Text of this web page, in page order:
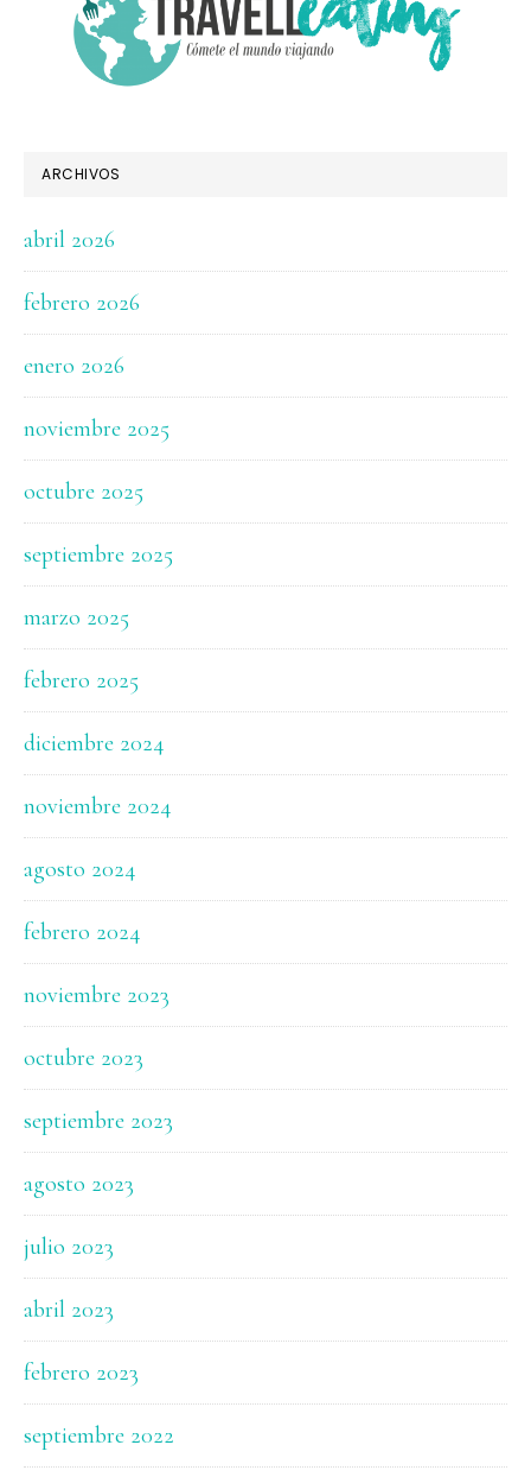
ARCHIVOS
abril 2026
febrero 2026
enero 2026
noviembre 2025
octubre 2025
septiembre 2025
marzo 2025
febrero 2025
diciembre 2024
noviembre 2024
agosto 2024
febrero 2024
noviembre 2023
octubre 2023
septiembre 2023
agosto 2023
julio 2023
abril 2023
febrero 2023
septiembre 2022